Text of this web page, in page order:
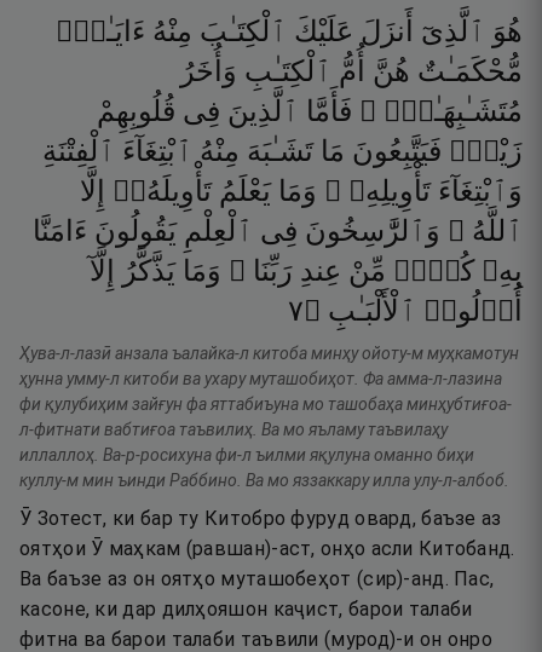
هُوَ ٱلَّذِىٓ أَنزَلَ عَلَيْكَ ٱلْكِتَـٰبَ مِنْهُ ءَايَـٰتٌۭ
مُّحْكَمَـٰتٌ هُنَّ أُمُّ ٱلْكِتَـٰبِ وَأُخَرُ
مُتَشَـٰبِهَـٰتٌۭ ۖ فَأَمَّا ٱلَّذِينَ فِى قُلُوبِهِمْ
زَيْغٌۭ فَيَتَّبِعُونَ مَا تَشَـٰبَهَ مِنْهُ ٱبْتِغَآءَ ٱلْفِتْنَةِ
وَٱبْتِغَآءَ تَأْوِيلِهِۦ ۗ وَمَا يَعْلَمُ تَأْوِيلَهُۥٓ
إِلَّا
ٱللَّهُ ۗ وَٱلرَّٰسِخُونَ فِى ٱلْعِلْمِ يَقُولُونَ ءَامَنَّا
بِهِۦ كُلٌّۭ مِّنْ عِندِ رَبِّنَا ۗ وَمَا يَذَّكَّرُ
إِلَّآ
أُو۟لُوا۟ ٱلْأَلْبَـٰبِ ۝٧
Ҳува-л-лазӣ анзала ъалайка-л китоба минҳу ойоту-м муҳкамотун
ҳунна умму-л китоби ва ухару муташобиҳот. Фа амма-л-лазина
фи қулубиҳим зайғун фа яттабиъуна мо ташобаҳа минҳубтиғоа-
л-фитнати вабтиғоа таъвилиҳ. Ва мо яъламу таъвилаҳу
иллаллоҳ. Ва-р-росихуна фи-л ъилми яқулуна оманно биҳи
куллу-м мин ъинди Раббино. Ва мо яззаккару илла улу-л-албоб.
Ӯ Зотест, ки бар ту Китобро фуруд овард, баъзе аз
оятҳои Ӯ маҳкам (равшан)-аст, онҳо асли Китобанд.
Ва баъзе аз он оятҳо муташобеҳот (сир)-анд. Пас,
касоне, ки дар дилҳояшон каҷист, барои талаби
фитна ва барои талаби таъвили (мурод)-и он онро